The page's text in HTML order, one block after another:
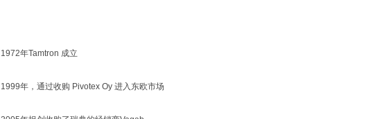
1972年Tamtron 成立
1999年，通过收购 Pivotex Oy 进入东欧市场